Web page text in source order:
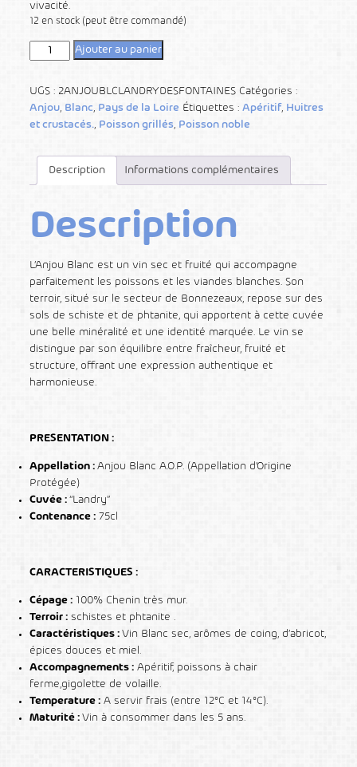
vivacité.
12 en stock (peut être commandé)
Ajouter au panier
UGS : 2ANJOUBLCLANDRYDESFONTAINES Catégories :
Anjou, Blanc, Pays de la Loire Étiquettes :Apéritif, Huitres
et crustacés., Poisson grillés, Poisson noble
Description Informations complémentaires
Description
L’Anjou Blanc est un vin sec et fruité qui accompagne
parfaitement les poissons et les viandes blanches. Son
terroir, situé sur le secteur de Bonnezeaux, repose sur des
sols de schiste et de phtanite, qui apportent à cette cuvée
une belle minéralité et une identité marquée. Le vin se
distingue par son équilibre entre fraîcheur, fruité et
structure, offrant une expression authentique et
harmonieuse.
PRESENTATION :
Appellation :Anjou Blanc A.O.P. (Appellation d’Origine
Protégée)
Cuvée :“Landry”
Contenance : 75cl
CARACTERISTIQUES :
Cépage : 100% Chenin très mur.
Terroir : schistes et phtanite .
Caractéristiques :Vin Blanc sec, arômes de coing, d’abricot,
épices douces et miel.
Accompagnements : Apéritif, poissons à chair
ferme,gigolette de volaille.
Temperature : A servir frais (entre 12°C et 14°C).
Maturité :Vin à consommer dans les 5 ans.